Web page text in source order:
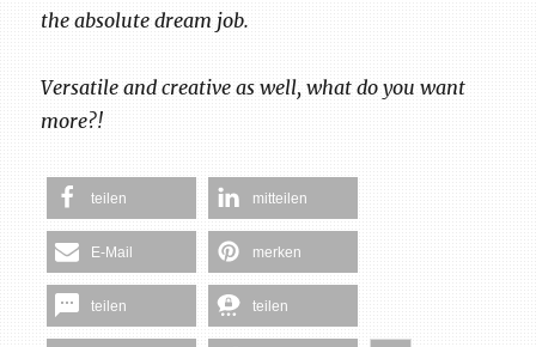
the absolute dream job.
Versatile and creative as well, what do you want
more?!
teilen mitteilen
E-Mail merken
teilen teilen